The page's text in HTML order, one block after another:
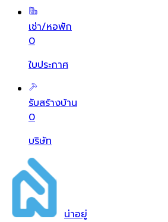
เช่า/หอพัก
0
ใบประกาศ
รับสร้างบ้าน
0
บริษัท
น่าอยู่